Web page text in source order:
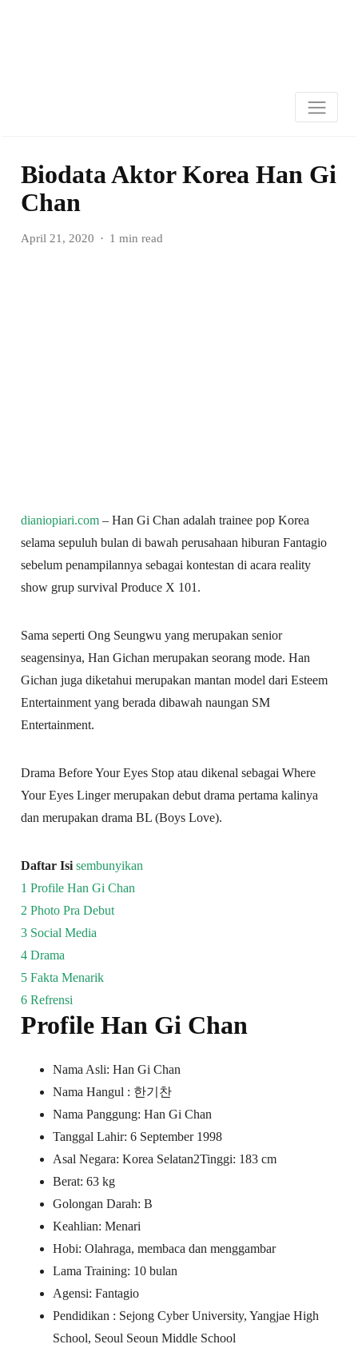
Biodata Aktor Korea Han Gi
Chan
April 21, 2020 1 min read
dianiopiari.com – Han Gi Chan adalah trainee pop Korea
selama sepuluh bulan di bawah perusahaan hiburan Fantagio
sebelum penampilannya sebagai kontestan di acara reality
show grup survival Produce X 101.
Sama seperti Ong Seungwu yang merupakan senior
seagensinya, Han Gichan merupakan seorang mode. Han
Gichan juga diketahui merupakan mantan model dari Esteem
Entertainment yang berada dibawah naungan SM
Entertainment.
Drama Before Your Eyes Stop atau dikenal sebagai Where
Your Eyes Linger merupakan debut drama pertama kalinya
dan merupakan drama BL (Boys Love).
Daftar Isi sembunyikan
1 Profile Han Gi Chan
2 Photo Pra Debut
3 Social Media
4 Drama
5 Fakta Menarik
6 Refrensi
Profile Han Gi Chan
Nama Asli: Han Gi Chan
Nama Hangul : 한기찬
Nama Panggung: Han Gi Chan
Tanggal Lahir: 6 September 1998
Asal Negara: Korea Selatan2Tinggi: 183 cm
Berat: 63 kg
Golongan Darah: B
Keahlian: Menari
Hobi: Olahraga, membaca dan menggambar
Lama Training: 10 bulan
Agensi: Fantagio
Pendidikan : Sejong Cyber University, Yangjae High
School, Seoul Seoun Middle School